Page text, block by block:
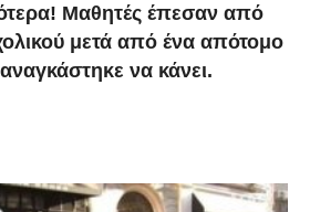
Μαθητές έπεσαν από
μετά από ένα απότομο
να κάνει.